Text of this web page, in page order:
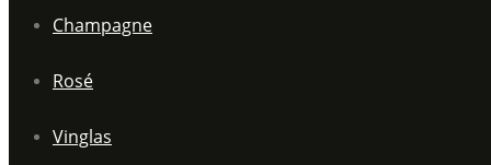
Champagne
Rosé
Vinglas